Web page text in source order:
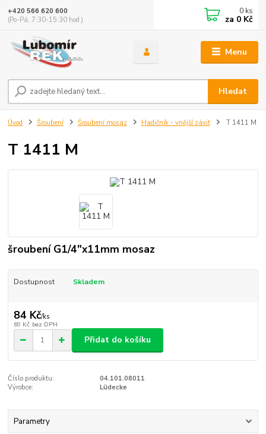
Menu
Hledat
+420 566 620 600
(Po-Pá, 7:30-15:30 hod.)
0 ks
za 0 Kč
Úvod Šroubení Šroubení mosaz Hadičník - vnější závit T 1411 M
T 1411 M
šroubení G1/4"x11mm mosaz
Dostupnost Skladem
84 Kč/ks
69 Kč bez DPH
Přidat do košíku
Číslo produktu:
04.101.08011
Výrobce:
Lüdecke
Parametry